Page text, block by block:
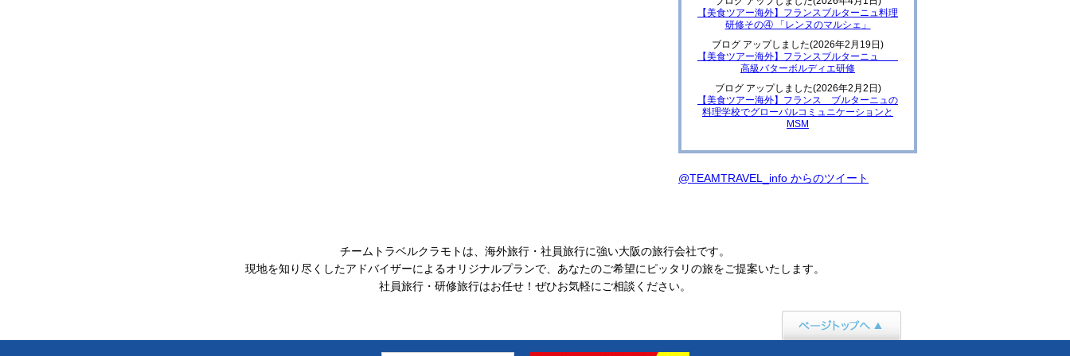
【美食ツアー海外】フランスブルターニュ料理
研修その④ 「レンヌのマルシェ」
ブログ アップしました(2026年2月19日)
【美食ツアー海外】フランスブルターニュ
高級バターボルディエ研修
ブログ アップしました(2026年2月2日)
【美食ツアー海外】フランス ブルターニュの
料理学校でグローバルコミュニケーションと
MSM
@TEAMTRAVEL_info からのツイート
チームトラベルクラモトは、海外旅行・社員旅行に強い大阪の旅行会社です。
現地を知り尽くしたアドバイザーによるオリジナルプランで、あなたのご希望にピッタリの旅をご提案いたします。
社員旅行・研修旅行はお任せ！ぜひお気軽にご相談ください。